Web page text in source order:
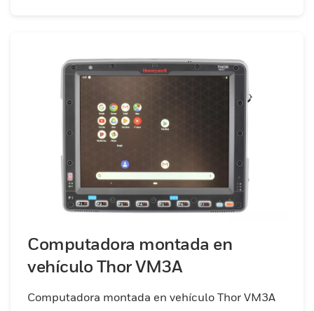
Computadora montada en
vehículo Thor VM3A
Computadora montada en vehículo Thor VM3A